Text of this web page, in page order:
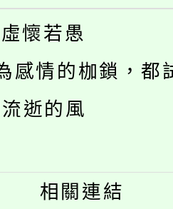
懷若愚
感情的枷鎖，都
逝的風
相關連結